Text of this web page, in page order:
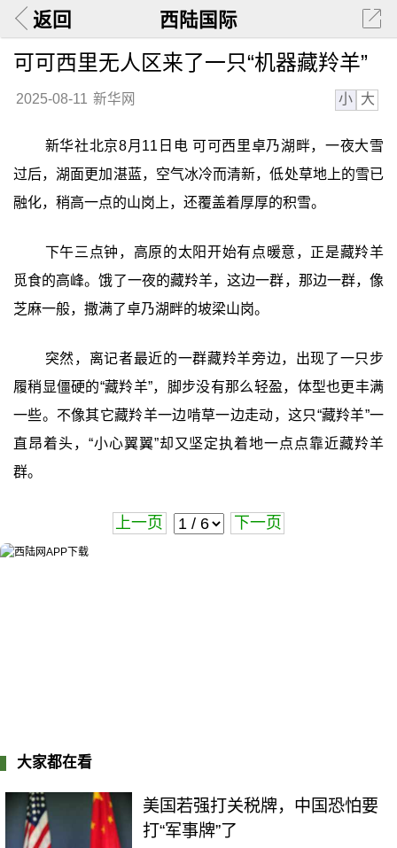
返回 西陆国际
可可西里无人区来了一只“机器藏羚羊”
2025-08-11 新华网 小 大
新华社北京8月11日电 可可西里卓乃湖畔，一夜大雪
过后，湖面更加湛蓝，空气冰冷而清新，低处草地上的雪已
融化，稍高一点的山岗上，还覆盖着厚厚的积雪。
下午三点钟，高原的太阳开始有点暖意，正是藏羚羊
觅食的高峰。饿了一夜的藏羚羊，这边一群，那边一群，像
芝麻一般，撒满了卓乃湖畔的坡梁山岗。
突然，离记者最近的一群藏羚羊旁边，出现了一只步
履稍显僵硬的“藏羚羊”，脚步没有那么轻盈，体型也更丰满
一些。不像其它藏羚羊一边啃草一边走动，这只“藏羚羊”一
直昂着头，“小心翼翼”却又坚定执着地一点点靠近藏羚羊
群。
上一页 下一页
大家都在看
美国若强打关税牌，中国恐怕要
打“军事牌”了